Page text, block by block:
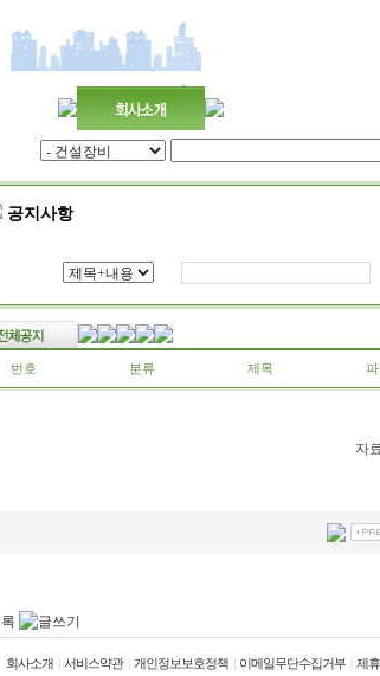
공지사항
번호 분류 제목
자
회사소개 서비스약관 개인정보보호정책 이메일무단수집거부 제